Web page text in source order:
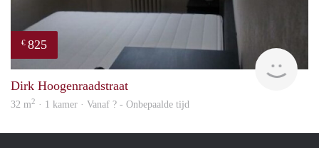
€ 825
Dirk Hoogenraadstraat
32 m2 · 1 kamer · Vanaf ? - Onbepaalde tijd